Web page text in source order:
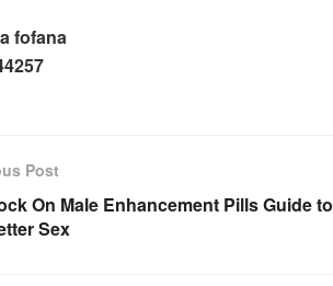
fofana
Post
On Male Enhancement Pills Guide to
Sex